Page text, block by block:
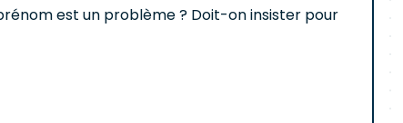
est un problème ? Doit-on insister pour